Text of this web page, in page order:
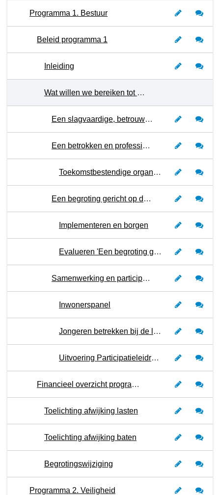
Programma 1. Bestuur
Beleid programma 1
Inleiding
Wat willen we bereiken tot en met 2026?
Een slagvaardige, betrouwbare en transparante overheid
Een betrokken en professionele ambtelijke organisatie
Toekomstbestendige organisatie
Een begroting gericht op de toekomst
Implementeren en borgen
Evalueren 'Een begroting gericht op de toekomst'
Samenwerking en participatie
Inwonerspanel
Jongeren betrekken bij de lokale democratie
Uitvoering Participatieleidraad
Financieel overzicht programma 1
Toelichting afwijking lasten
Toelichting afwijking baten
Begrotingswijziging
Programma 2. Veiligheid